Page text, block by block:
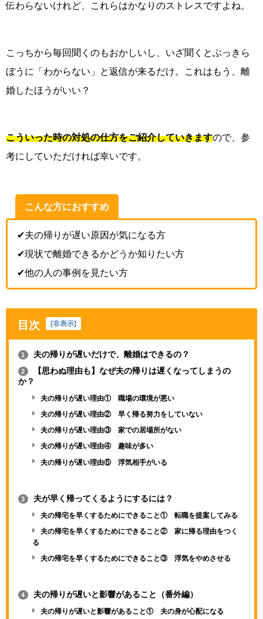
伝わらないけれど、これらはかなりのストレスですよね。
こっちから毎回聞くのもおかしいし、いざ聞くとぶっきら
ぼうに「わからない」と返信が来るだけ。これはもう、離
婚したほうがいい？
こういった時の対処の仕方をご紹介していきますので、参
考にしていただければ幸いです。
こんな方におすすめ
✔夫の帰りが遅い原因が気になる方
✔現状で離婚できるかどうか知りたい方
✔他の人の事例を見たい方
目次 [非表示]
1 夫の帰りが遅いだけで、離婚はできるの？
2
【思わぬ理由も】なぜ夫の帰りは遅くなってしまうの
か？
夫の帰りが遅い理由① 職場の環境が悪い
夫の帰りが遅い理由② 早く帰る努力をしていない
夫の帰りが遅い理由③ 家での居場所がない
夫の帰りが遅い理由④ 趣味が多い
夫の帰りが遅い理由⑤ 浮気相手がいる
3 夫が早く帰ってくるようにするには？
夫の帰宅を早くするためにできること① 転職を提案してみる
夫の帰宅を早くするためにできること② 家に帰る理由をつく
る
夫の帰宅を早くするためにできること③ 浮気をやめさせる
4 夫の帰りが遅いと影響があること（番外編）
夫の帰りが遅いと影響があること① 夫の身が心配になる